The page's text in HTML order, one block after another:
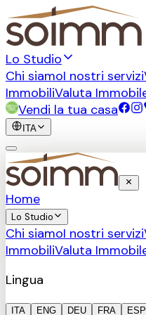
Lo Studio
Chi siamoI nostri servizi
ImmobiliValuta
Vendi la tua casa
ITA
Home
Lo Studio
Chi siamoI nostri servizi
ImmobiliValuta
Lingua
ITA ENG DEU FRA ESP